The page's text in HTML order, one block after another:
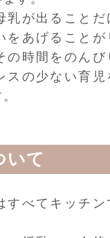
乳が出ることだ
をあげることが
の時間をのんび
スの少ない育児
いて
すべてキッチン